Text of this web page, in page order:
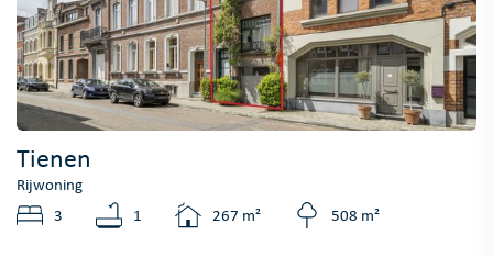
Tienen
Rijwoning
3
1 267 m² 508 m²